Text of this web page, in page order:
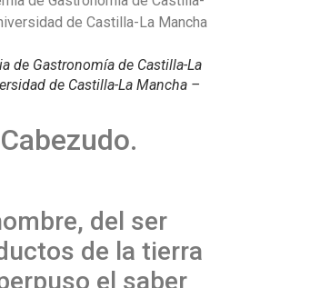
de Gastronomía de Castilla-La
de Castilla-La Mancha –
del ser
de la tierra
el saber